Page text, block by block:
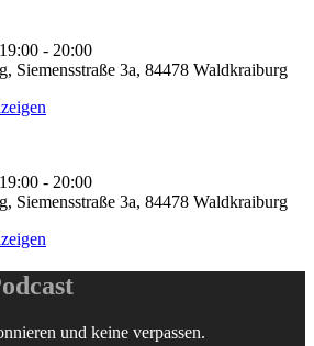
19:00 - 20:00
Siemensstraße 3a, 84478 Waldkraiburg
19:00 - 20:00
Siemensstraße 3a, 84478 Waldkraiburg
und keine verpassen.